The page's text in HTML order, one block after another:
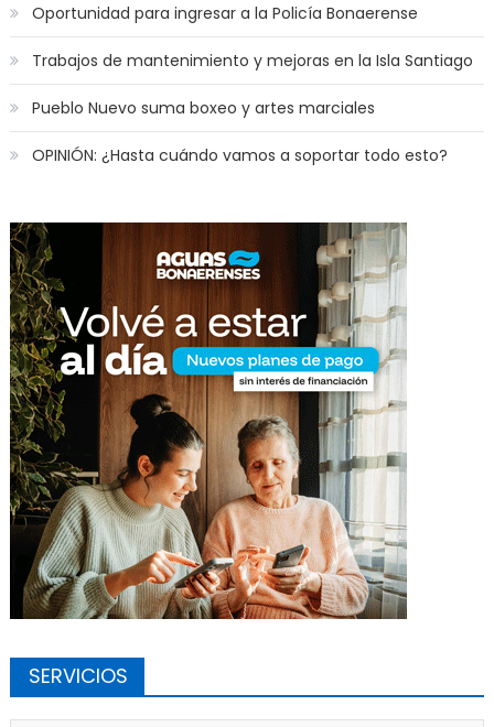
Oportunidad para ingresar a la Policía Bonaerense
Trabajos de mantenimiento y mejoras en la Isla Santiago
Pueblo Nuevo suma boxeo y artes marciales
OPINIÓN: ¿Hasta cuándo vamos a soportar todo esto?
SERVICIOS